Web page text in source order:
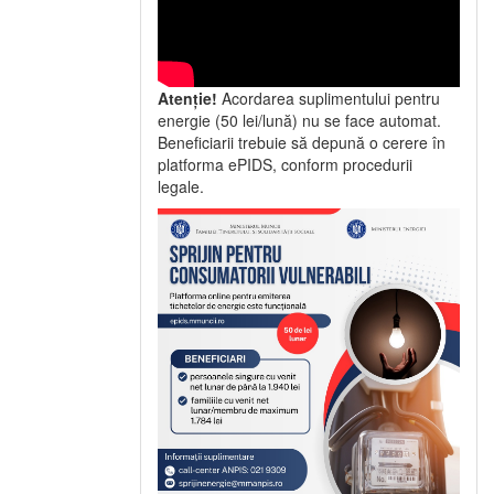
Atenție! Acordarea suplimentului pentru
energie (50 lei/lună) nu se face automat.
Beneficiarii trebuie să depună o cerere în
platforma ePIDS, conform procedurii
legale.